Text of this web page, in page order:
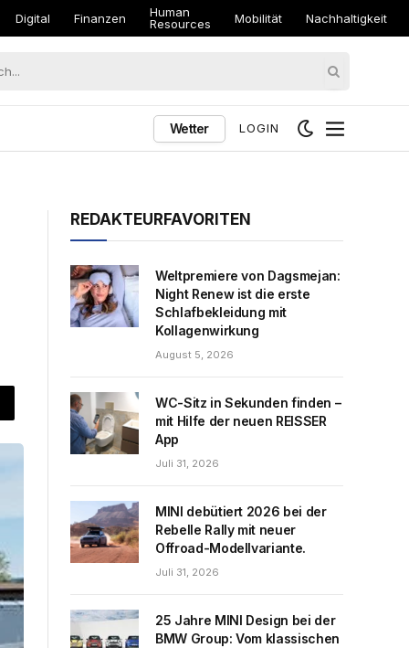
Digital Finanzen
Human
Resources
Mobilität Nachhaltigkeit
Wetter LOGIN
REDAKTEURFAVORITEN
Weltpremiere von Dagsmejan:
Night Renew ist die erste
Schlafbekleidung mit
Kollagenwirkung
August 5, 2026
WC-Sitz in Sekunden finden –
mit Hilfe der neuen REISSER
App
Juli 31, 2026
MINI debütiert 2026 bei der
Rebelle Rally mit neuer
Offroad-Modellvariante.
Juli 31, 2026
25 Jahre MINI Design bei der
BMW Group: Vom klassischen